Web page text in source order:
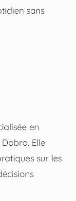
sans
en
Elle
sur les